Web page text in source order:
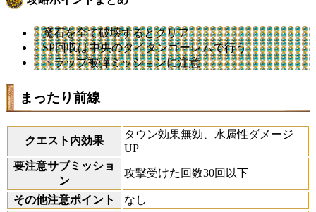
魔石を全て破壊するとクリア
SP回収は中央のタイタンゴーレムで行う
トラップ被弾ミッションに注意
まったり前線
クエスト内効果
タウン効果無効、水属性ダメージ
UP
要注意サブミッショ
ン
攻撃受けた回数30回以下
その他注意ポイント なし